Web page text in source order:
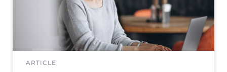
ARTICLE